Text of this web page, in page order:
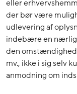
eller
der bør være
udlevering af
indebære en
den
mv., ikke i sig selv
anmodning om